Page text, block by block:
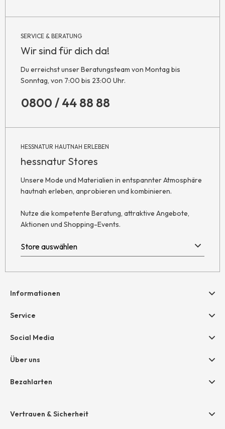
SERVICE & BERATUNG
Wir sind für dich da!
Du erreichst unser Beratungsteam von Montag bis
Sonntag, von 7:00 bis 23:00 Uhr.
0800 / 44 88 88
HESSNATUR HAUTNAH ERLEBEN
hessnatur Stores
Unsere Mode und Materialien in entspannter Atmosphäre
hautnah erleben, anprobieren und kombinieren.
Nutze die kompetente Beratung, attraktive Angebote,
Aktionen und Shopping-Events.
Informationen
Hilfe & Kontakt
Retoure
AGB
Datenschutz
Service
Geschenkgutscheine
Größentabelle
Social Media
Über uns
Unternehmen
Bezahlarten
Amazon Pay
Vertrauen & Sicherheit